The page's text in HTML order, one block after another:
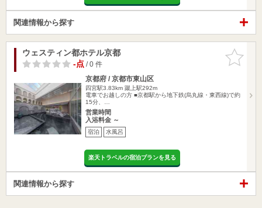
関連情報から探す
お気に入
りに追加
ウェスティン都ホテル京都
-点/ 0 件
京都府 / 京都市東山区
四宮駅3.83km 蹴上駅292m
電車でお越しの方 ■京都駅から地下鉄(烏丸線・東西線)で約
15分、…
営業時間
入浴料金 ～
宿泊 水風呂
楽天トラベルの宿泊プランを見る
関連情報から探す